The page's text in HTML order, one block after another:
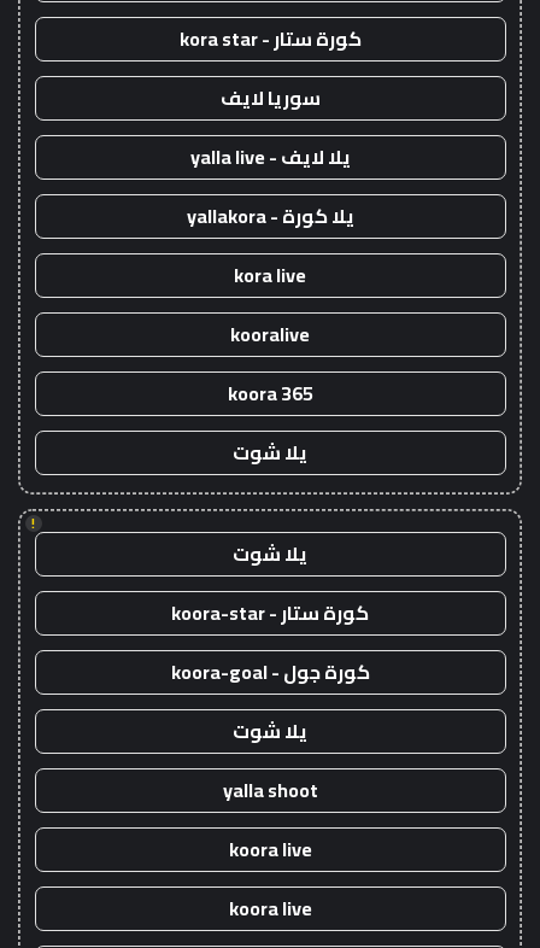
كورة ستار - kora star
سوريا لايف
يلا لايف - yalla live
يلا كورة - yallakora
kora live
kooralive
koora 365
يلا شوت
!
يلا شوت
كورة ستار - koora-star
كورة جول - koora-goal
يلا شوت
yalla shoot
koora live
koora live